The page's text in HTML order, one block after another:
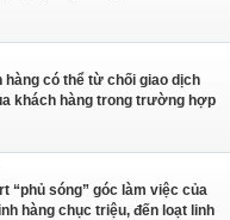
hàng có thể từ chối giao dịch
khách hàng trong trường hợp
“phủ sóng” góc làm việc của
hàng chục triệu, đến loạt linh